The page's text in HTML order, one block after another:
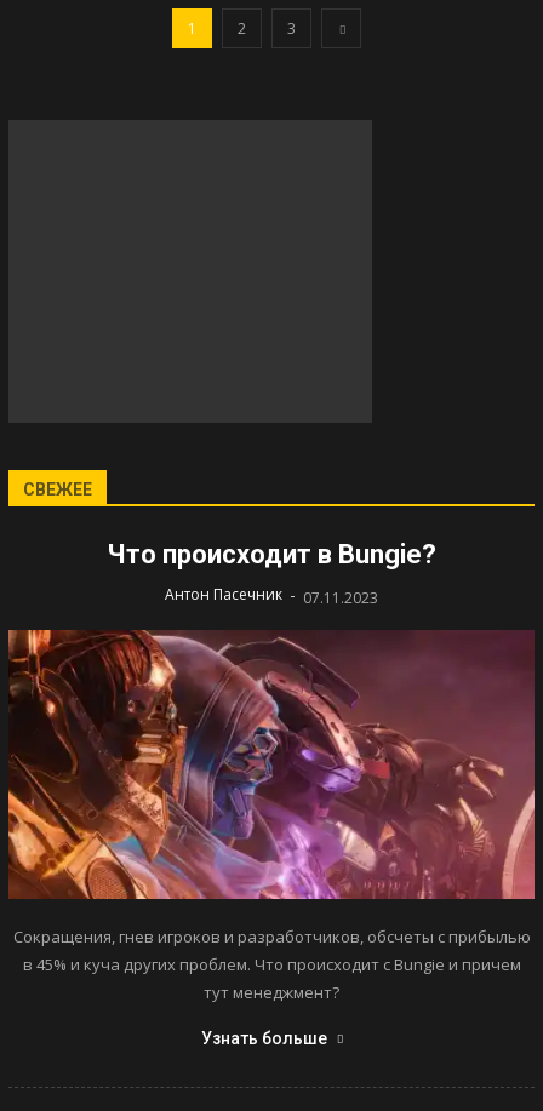
1 2 3
СВЕЖЕЕ
Что происходит в Bungie?
Антон Пасечник - 07.11.2023
Сокращения, гнев игроков и разработчиков, обсчеты с прибылью
в 45% и куча других проблем. Что происходит с Bungie и причем
тут менеджмент?
Узнать больше